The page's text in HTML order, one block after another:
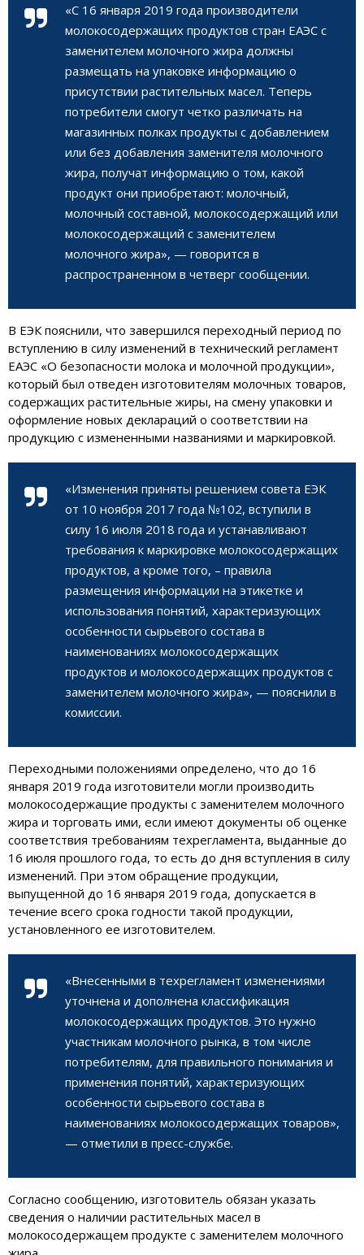
«С 16 января 2019 года производители
молокосодержащих продуктов стран ЕАЭС с
заменителем молочного жира должны
размещать на упаковке информацию о
присутствии растительных масел. Теперь
потребители смогут четко различать на
магазинных полках продукты с добавлением
или без добавления заменителя молочного
жира, получат информацию о том, какой
продукт они приобретают: молочный,
молочный составной, молокосодержащий или
молокосодержащий с заменителем
молочного жира», — говорится в
распространенном в четверг сообщении.
В ЕЭК пояснили, что завершился переходный период по
вступлению в силу изменений в технический регламент
ЕАЭС «О безопасности молока и молочной продукции»,
который был отведен изготовителям молочных товаров,
содержащих растительные жиры, на смену упаковки и
оформление новых деклараций о соответствии на
продукцию с измененными названиями и маркировкой.
«Изменения приняты решением совета ЕЭК
от 10 ноября 2017 года №102, вступили в
силу 16 июля 2018 года и устанавливают
требования к маркировке молокосодержащих
продуктов, а кроме того, – правила
размещения информации на этикетке и
использования понятий, характеризующих
особенности сырьевого состава в
наименованиях молокосодержащих
продуктов и молокосодержащих продуктов с
заменителем молочного жира», — пояснили в
комиссии.
Переходными положениями определено, что до 16
января 2019 года изготовители могли производить
молокосодержащие продукты с заменителем молочного
жира и торговать ими, если имеют документы об оценке
соответствия требованиям техрегламента, выданные до
16 июля прошлого года, то есть до дня вступления в силу
изменений. При этом обращение продукции,
выпущенной до 16 января 2019 года, допускается в
течение всего срока годности такой продукции,
установленного ее изготовителем.
«Внесенными в техрегламент изменениями
уточнена и дополнена классификация
молокосодержащих продуктов. Это нужно
участникам молочного рынка, в том числе
потребителям, для правильного понимания и
применения понятий, характеризующих
особенности сырьевого состава в
наименованиях молокосодержащих товаров»,
— отметили в пресс-службе.
Согласно сообщению, изготовитель обязан указать
сведения о наличии растительных масел в
молокосодержащем продукте с заменителем молочного